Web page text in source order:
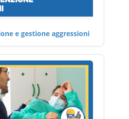
e gestione aggressioni